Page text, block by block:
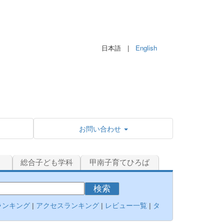
日本語 | English
お問い合わせ
総合子ども学科 甲南子育てひろば
検索
ンキング | アクセスランキング | レビュー一覧 | タ